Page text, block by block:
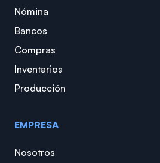
Nómina
Bancos
Compras
Inventarios
Producción
EMPRESA
Nosotros